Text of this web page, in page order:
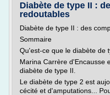
Diabète de type II :
redoutables
Diabète de type II : des
Sommaire
Qu'est-ce que le diabète de
Marina Carrère d'Encausse
diabète de type II.
Le diabète de type 2 est
cécité et d'amputations...